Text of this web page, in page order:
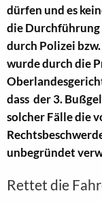
dürfen und es
die Durchführung
durch Polizei
wurde durch die
dass der 3.
solcher Fälle die
unbegründet
Rettet die